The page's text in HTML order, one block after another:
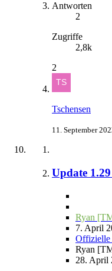
Antworten
2
Zugriffe
2,8k
2
Tschensen
11. September
Update
Ryan
7. April
Offizielle
Ryan
28. April